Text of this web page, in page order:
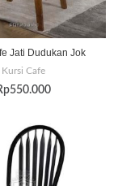
Jati Dudukan Jok
Kursi Cafe
550.000